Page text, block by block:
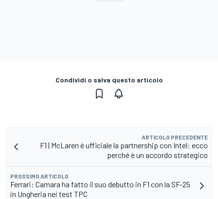
Condividi o salva questo articolo
ARTICOLO PRECEDENTE
F1 | McLaren è ufficiale la partnership con Intel: ecco
perché è un accordo strategico
PROSSIMO ARTICOLO
Ferrari: Camara ha fatto il suo debutto in F1 con la SF-25
in Ungheria nei test TPC